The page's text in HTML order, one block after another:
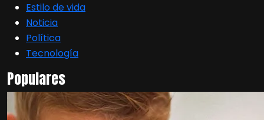
Estilo de vida
Noticia
Política
Tecnología
Populares